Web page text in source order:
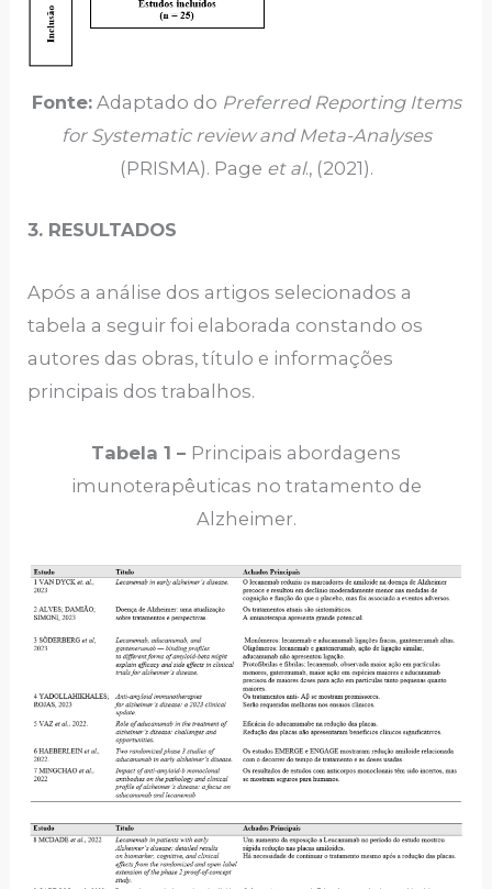
Fonte:Adaptado do Preferred Reporting Items
for Systematic review and Meta-Analyses
(PRISMA). Page et al., (2021).
3. RESULTADOS
Após a análise dos artigos selecionados a
tabela a seguir foi elaborada constando os
autores das obras, título e informações
principais dos trabalhos.
Tabela 1 – Principais abordagens
imunoterapêuticas no tratamento de
Alzheimer.